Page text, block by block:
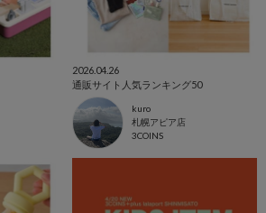
2026.04.26
通販サイト人気ランキング50
kuro
札幌アピア店
3COINS